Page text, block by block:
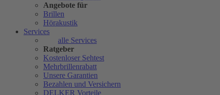
Angebote für
Brillen
Hörakustik
Services
alle Services
Ratgeber
Kostenloser Sehtest
Mehrbrillenrabatt
Unsere Garantien
Bezahlen und Versichern
DELKER Vorteile